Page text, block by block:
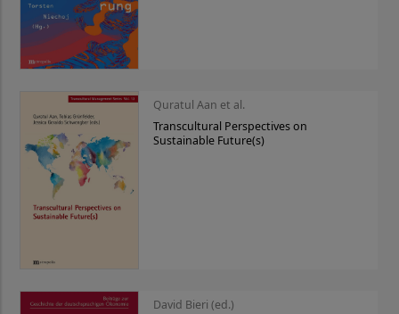
Quratul Aan et al.
Transcultural Perspectives on
Sustainable Future(s)
David Bieri (ed.)